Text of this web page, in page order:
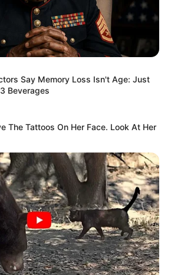
fotografi polaroid, dan makan
Yoon.
VICTION,Me & 7 Mensebagaithe
High Up Entertainment, ia pernah
Say Memory Loss Isn't Age: Just
Beverages
The Tattoos On Her Face. Look At Her